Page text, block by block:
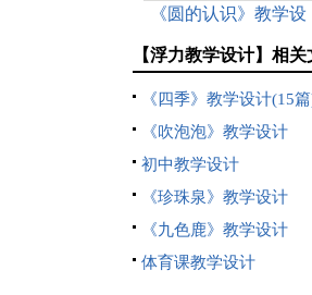
《圆的认识》教学设
【浮力教学设计】相关
《四季》教学设计(15
《吹泡泡》教学设计
初中教学设计
《珍珠泉》教学设计
《九色鹿》教学设计
体育课教学设计